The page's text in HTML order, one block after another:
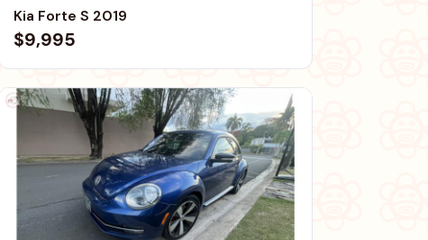
Kia Forte S 2019
$9,995